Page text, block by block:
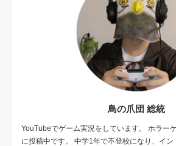
鳥の爪団 総統
YouTubeでゲーム実況をしています。 ホラー
に投稿中です。 中学1年で不登校になり、イン